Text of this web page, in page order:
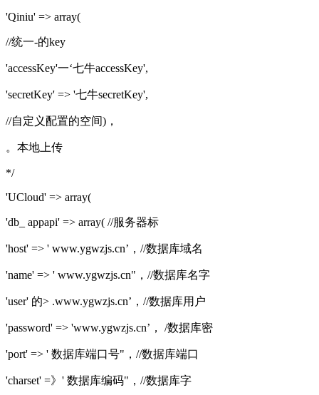
'Qiniu' => array(
//统一-的key
'accessKey'一‘七牛accessKey',
'secretKey' => '七牛secretKey',
//自定义配置的空间)，
。本地上传
*/
'UCloud' => array(
'db_ appapi' => array( //服务器标
'host' => ' www.ygwzjs.cn’，//数据库域名
'name' => ' www.ygwzjs.cn"，//数据库名字
'user' 的> .www.ygwzjs.cn’，//数据库用户
'password' => 'www.ygwzjs.cn’， /数据库密
'port' => ' 数据库端口号"，//数据库端口
'charset' =》' 数据库编码"，//数据库字